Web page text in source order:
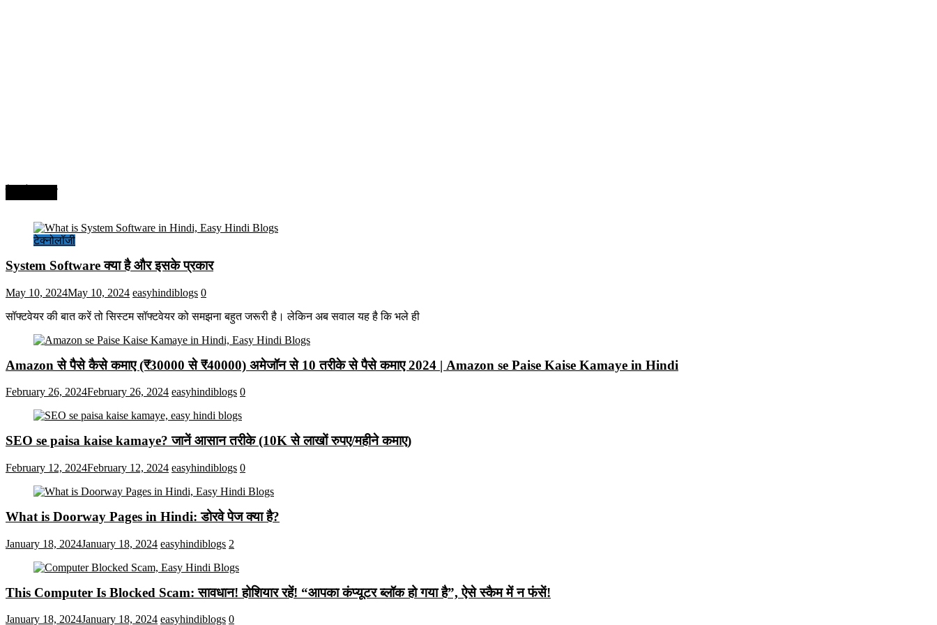
टेक्नोलॉजी
System Software क्या है और इसके प्रकार
May 10, 2024May 10, 2024 easyhindiblogs 0
सॉफ्टवेयर की बात करें तो सिस्टम सॉफ्टवेयर को समझना बहुत जरूरी है। लेकिन अब सवाल यह है कि भले ही
Amazon से पैसे कैसे कमाए (₹30000 से ₹40000) अमेजॉन से 10 तरीके से पैसे कमाए 2024 | Amazon se Paise Kaise Kamaye in Hindi
February 26, 2024February 26, 2024 easyhindiblogs 0
SEO se paisa kaise kamaye? जानें आसान तरीके (10K से लाखों रुपए/महीने कमाए)
February 12, 2024February 12, 2024 easyhindiblogs 0
What is Doorway Pages in Hindi: डोरवे पेज क्या है?
January 18, 2024January 18, 2024 easyhindiblogs 2
This Computer Is Blocked Scam: सावधान! होशियार रहें! “आपका कंप्यूटर ब्लॉक हो गया है”, ऐसे स्कैम में न फंसें!
January 18, 2024January 18, 2024 easyhindiblogs 0